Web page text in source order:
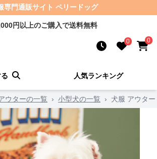
専門通販サイト ペリードッグ
円以上のご購入で送料無料
0 0
人気ランキング
ウターの一覧 › 小型犬の一覧 › 犬服 アウタ